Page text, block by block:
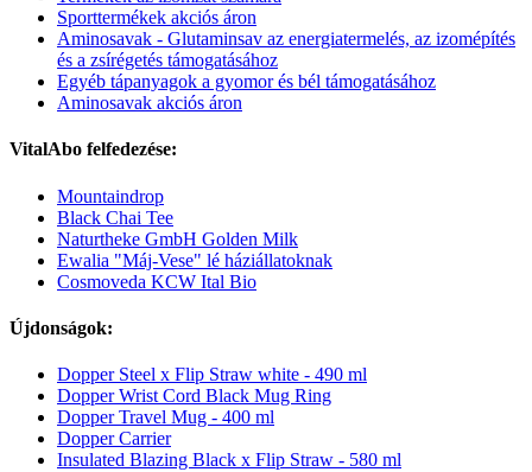
Sporttermékek akciós áron
Aminosavak - Glutaminsav az energiatermelés, az izomépítés
és a zsírégetés támogatásához
Egyéb tápanyagok a gyomor és bél támogatásához
Aminosavak akciós áron
VitalAbo felfedezése:
Mountaindrop
Black Chai Tee
Naturtheke GmbH Golden Milk
Ewalia "Máj-Vese" lé háziállatoknak
Cosmoveda KCW Ital Bio
Újdonságok:
Dopper Steel x Flip Straw white - 490 ml
Dopper Wrist Cord Black Mug Ring
Dopper Travel Mug - 400 ml
Dopper Carrier
Insulated Blazing Black x Flip Straw - 580 ml